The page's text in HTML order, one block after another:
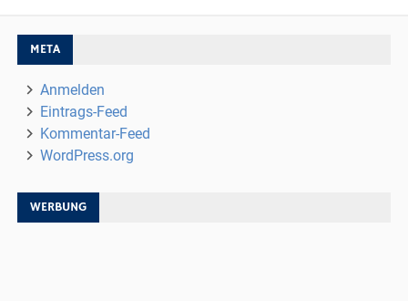
META
Anmelden
Eintrags-Feed
Kommentar-Feed
WordPress.org
WERBUNG